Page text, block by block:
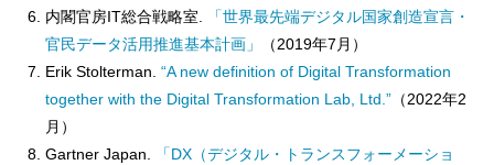
内閣官房IT総合戦略室.
「世界最先端デジタル国家創造宣言・
官民データ活用推進基本計画」
（2019年7月）
Erik Stolterman. “A new definition of Digital Transformation
together with the Digital Transformation Lab, Ltd.” （2022年2
月）
Gartner Japan.
「DX（デジタル・トランスフォーメーショ